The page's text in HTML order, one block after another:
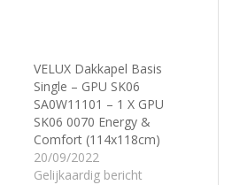
VELUX Dakkapel Basis
Single – GPU SK06
SA0W11101 – 1 X GPU
SK06 0070 Energy &
Comfort (114x118cm)
20/09/2022
Gelijkaardig bericht